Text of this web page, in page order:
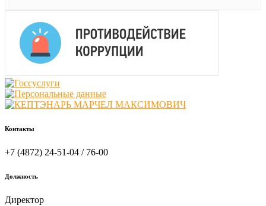
Контакты
+7 (4872) 24-51-04 / 76-00
Должность
Директор